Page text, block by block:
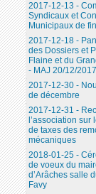
2017-12-13 -
Syndicaux et
Municipaux de
2017-12-18 -
des Dossiers et
Flaine et du
- MAJ 20/12/2017
2017-12-30 -
de décembre
2017-12-31 -
l’association sur
de taxes des
mécaniques
2018-01-25 -
de voeux du
d’Arâches salle
Favy